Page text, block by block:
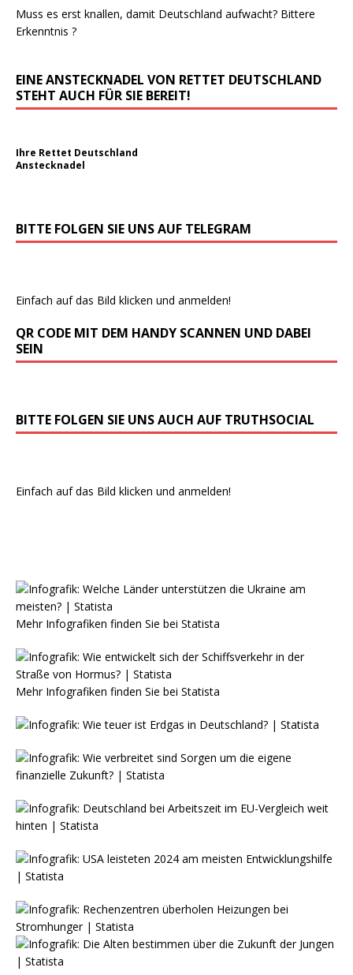
Muss es erst knallen, damit Deutschland aufwacht? Bittere
Erkenntnis ?
EINE ANSTECKNADEL VON RETTET DEUTSCHLAND
STEHT AUCH FÜR SIE BEREIT!
Ihre Rettet Deutschland
Anstecknadel
BITTE FOLGEN SIE UNS AUF TELEGRAM
Einfach auf das Bild klicken und anmelden!
QR CODE MIT DEM HANDY SCANNEN UND DABEI
SEIN
BITTE FOLGEN SIE UNS AUCH AUF TRUTHSOCIAL
Einfach auf das Bild klicken und anmelden!
Mehr Infografiken finden Sie bei Statista
Mehr Infografiken finden Sie bei Statista